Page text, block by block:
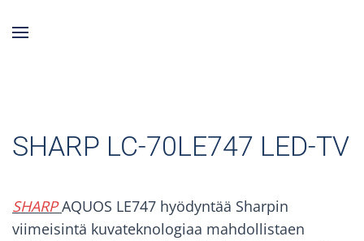
SHARP LC-70LE747 LED-TV
SHARPAQUOS LE747 hyödyntää Sharpin
viimeisintä kuvateknologiaa mahdollistaen